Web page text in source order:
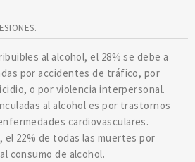
al alcohol, el 28% se debe a
por accidentes de tráfico, por
o por violencia interpersonal.
al alcohol es por trastornos
cardiovasculares.
el 22% de todas las muertes por
consumo de alcohol.